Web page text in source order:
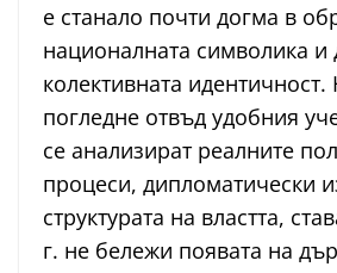
е станало почти догма в
националната символика и
колективната идентичност.
погледне отвъд удобния
се анализират реалните
процеси, дипломатически
структурата на властта,
г. не бележи появата на